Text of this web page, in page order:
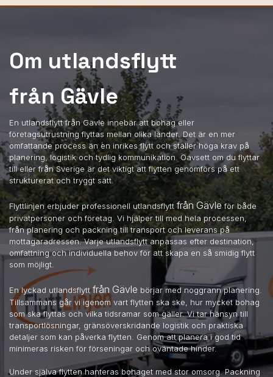
Om utlandsflytt
från Gävle
En utlandsflytt från Gävle innebär att bohag eller
företagsutrustning flyttas mellan olika länder. Det är en mer
omfattande process än en inrikes flytt och ställer höga krav på
planering, logistik och tydlig kommunikation. Oavsett om du flyttar
till eller från Sverige är det viktigt att flytten genomförs på ett
strukturerat och tryggt sätt.
Flyttlinjen erbjuder professionell utlandsflytt från Gävleför både
privatpersoner och företag. Vi hjälper till med hela processen,
från planering och packning till transport och leverans på
mottagaradressen. Varje utlandsflytt anpassas efter destination,
omfattning och individuella behov för att skapa en så smidig flytt
som möjligt.
En lyckad utlandsflyttfrån Gävle börjar med noggrann planering.
Tillsammans går vi igenom vart flytten ska ske, hur mycket bohag
som ska flyttas och vilka tidsramar som gäller. Vi tar hänsyn till
transportlösningar, gränsöverskridande logistik och praktiska
detaljer som kan påverka flytten. Genom att planera i god tid
minimeras risken för förseningar och oväntade hinder.
Under själva flytten hanteras bohaget med stor omsorg. Packning